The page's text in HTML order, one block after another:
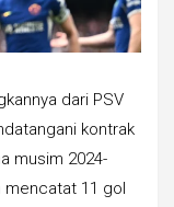
dari PSV
kontrak
musim 2024-
mencatat 11 gol